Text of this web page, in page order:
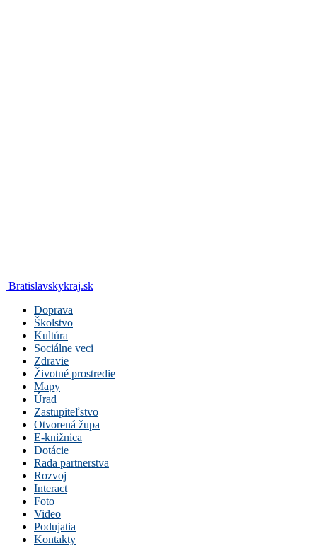
Bratislavskykraj.sk
Doprava
Školstvo
Kultúra
Sociálne veci
Zdravie
Životné prostredie
Mapy
Úrad
Zastupiteľstvo
Otvorená župa
E-knižnica
Dotácie
Rada partnerstva
Rozvoj
Interact
Foto
Video
Podujatia
Kontakty